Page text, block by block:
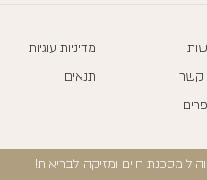
קשר
מדיניות עוגיות
תנאים
מסכנת חיים ומזיקה לבריאות!